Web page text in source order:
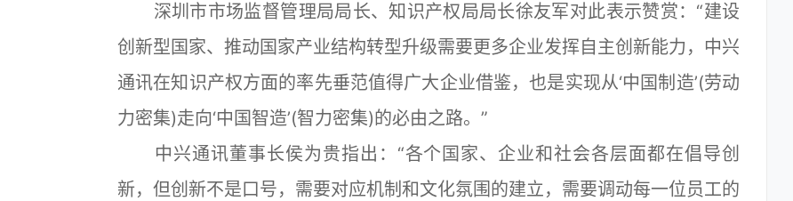
深圳市市场监督管理局局长、知识产权局局长徐友军对此表示赞赏：“建设
创新型国家、推动国家产业结构转型升级需要更多企业发挥自主创新能力，中兴
通讯在知识产权方面的率先垂范值得广大企业借鉴，也是实现从‘中国制造’(劳动
力密集)走向‘中国智造’(智力密集)的必由之路。”
中兴通讯董事长侯为贵指出：“各个国家、企业和社会各层面都在倡导创
新，但创新不是口号，需要对应机制和文化氛围的建立，需要调动每一位员工的